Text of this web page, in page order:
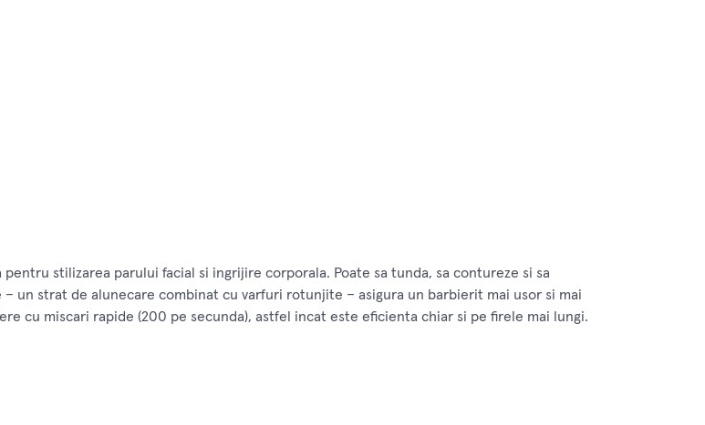
stilizarea parului facial si ingrijire corporala. Poate sa tunda, sa contureze si sa
un strat de alunecare combinat cu varfuri rotunjite – asigura un barbierit mai usor si mai
cu miscari rapide (200 pe secunda), astfel incat este eficienta chiar si pe firele mai lungi.